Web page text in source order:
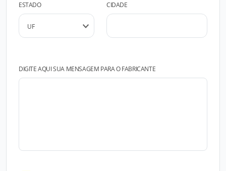
ESTADO CIDADE
DIGITE AQUI SUA MENSAGEM PARA O FABRICANTE